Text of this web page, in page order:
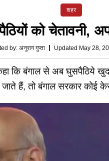
शहर
को चेतावनी,
by: अनुराग गुप्ता Updated May 28,
कि बंगाल से अब घुसपैठिये
हैं, तो बंगाल सरकार कोई